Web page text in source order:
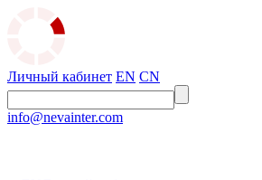
Личный кабинет EN CN
info@nevainter.com